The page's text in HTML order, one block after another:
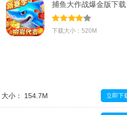
捕鱼大作战爆金版下载
2023官方最新
下载大小：520M
大小： 154.7M 立即下